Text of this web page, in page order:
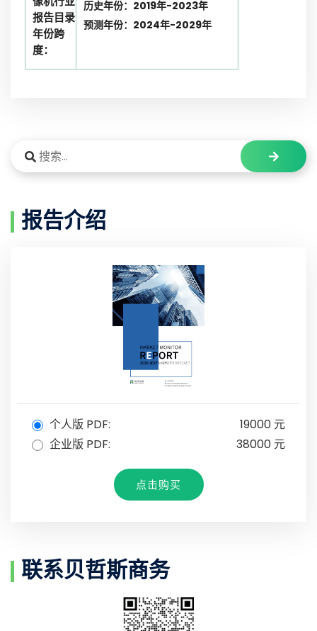
报告目录
年份跨
度：
历史年份：2019年-2023年
预测年份：2024年-2029年
报告介绍
个人版 PDF:
19000 元
企业版 PDF:
38000 元
点击购买
联系贝哲斯商务